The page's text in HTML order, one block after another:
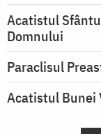
Acatistul
Domnului
Paraclisul
Acatistul Bunei